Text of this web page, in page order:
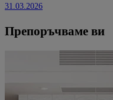
31.03.2026
Препоръчваме ви